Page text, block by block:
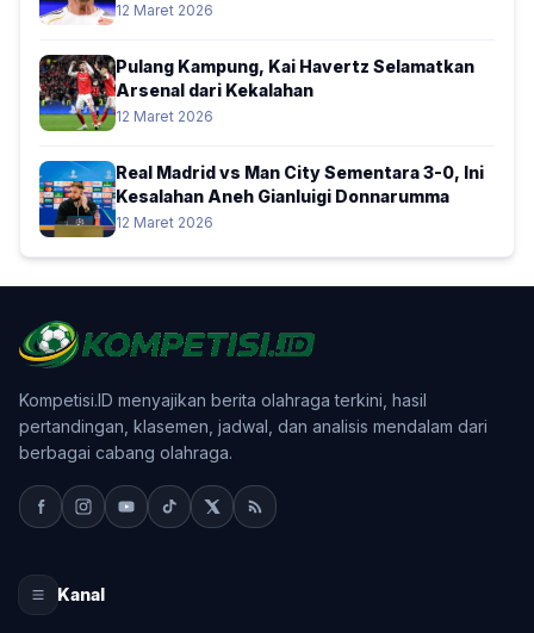
12 Maret 2026
Pulang Kampung, Kai Havertz Selamatkan
Arsenal dari Kekalahan
12 Maret 2026
Real Madrid vs Man City Sementara 3-0, Ini
Kesalahan Aneh Gianluigi Donnarumma
12 Maret 2026
Kompetisi.ID menyajikan berita olahraga terkini, hasil
pertandingan, klasemen, jadwal, dan analisis mendalam dari
berbagai cabang olahraga.
Kanal